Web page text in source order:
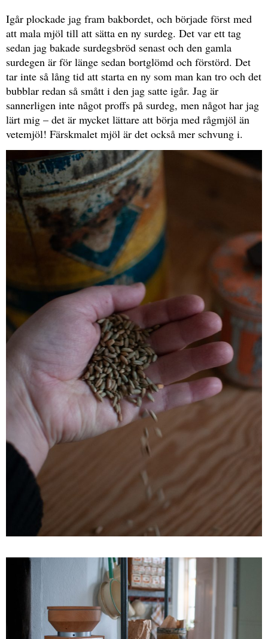
Igår plockade jag fram bakbordet, och började först med
att mala mjöl till att sätta en ny surdeg. Det var ett tag
sedan jag bakade surdegsbröd senast och den gamla
surdegen är för länge sedan bortglömd och förstörd. Det
tar inte så lång tid att starta en ny som man kan tro och det
bubblar redan så smått i den jag satte igår. Jag är
sannerligen inte något proffs på surdeg, men något har jag
lärt mig – det är mycket lättare att börja med rågmjöl än
vetemjöl! Färskmalet mjöl är det också mer schvung i.